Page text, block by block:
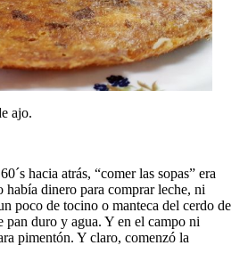
ajo.
hacia atrás, “comer las sopas” era
había dinero para comprar leche, ni
poco de tocino o manteca del cerdo de
pan duro y agua. Y en el campo ni
pimentón. Y claro, comenzó la